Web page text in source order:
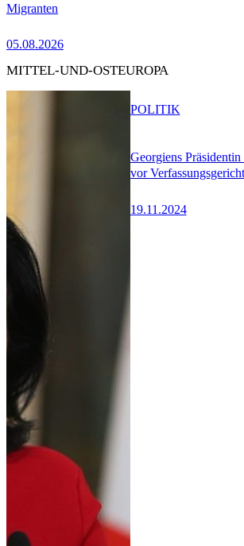
Migranten
05.08.2026
MITTEL-UND-OSTEUROPA
Georgiens
vor
19.11.2024
POLITIK